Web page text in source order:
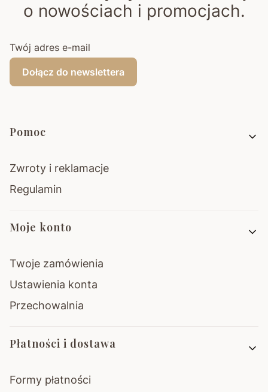
o nowościach i promocjach.
Twój adres e-mail
Dołącz do newslettera
Linki w stopce
Pomoc
Zwroty i reklamacje
Regulamin
Moje konto
Twoje zamówienia
Ustawienia konta
Przechowalnia
Płatności i dostawa
Formy płatności